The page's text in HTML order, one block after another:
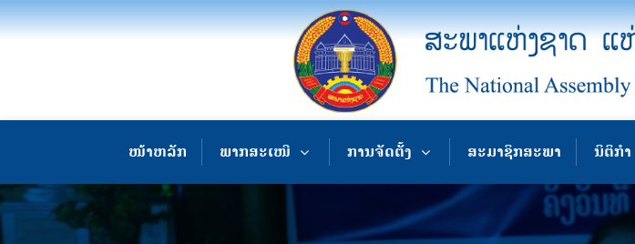
ໜ້າຫລັກ ພາກສະເໜີ ການຈັດຕັ້ງ ສະມາຊິກສະພາ ນິຕິກຳ